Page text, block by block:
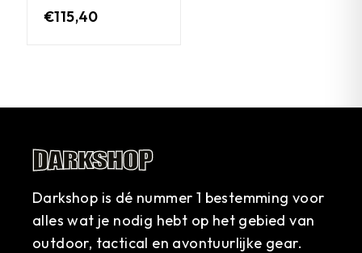
€115,40
Darkshop is dé nummer 1 bestemming voor
alles wat je nodig hebt op het gebied van
outdoor, tactical en avontuurlijke gear.